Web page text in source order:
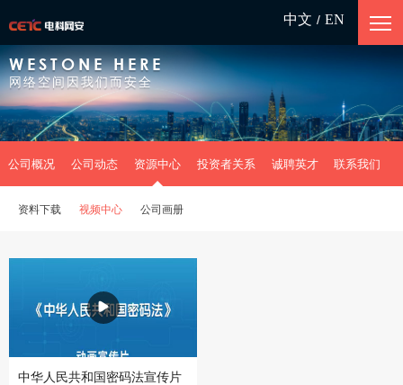
中文 / EN
WESTONE HERE
网络空间因我们而安全
公司概况 公司动态 资源中心 投资者关系 诚聘英才 联系我们
资料下载 视频中心 公司画册
中华人民共和国密码法宣传片